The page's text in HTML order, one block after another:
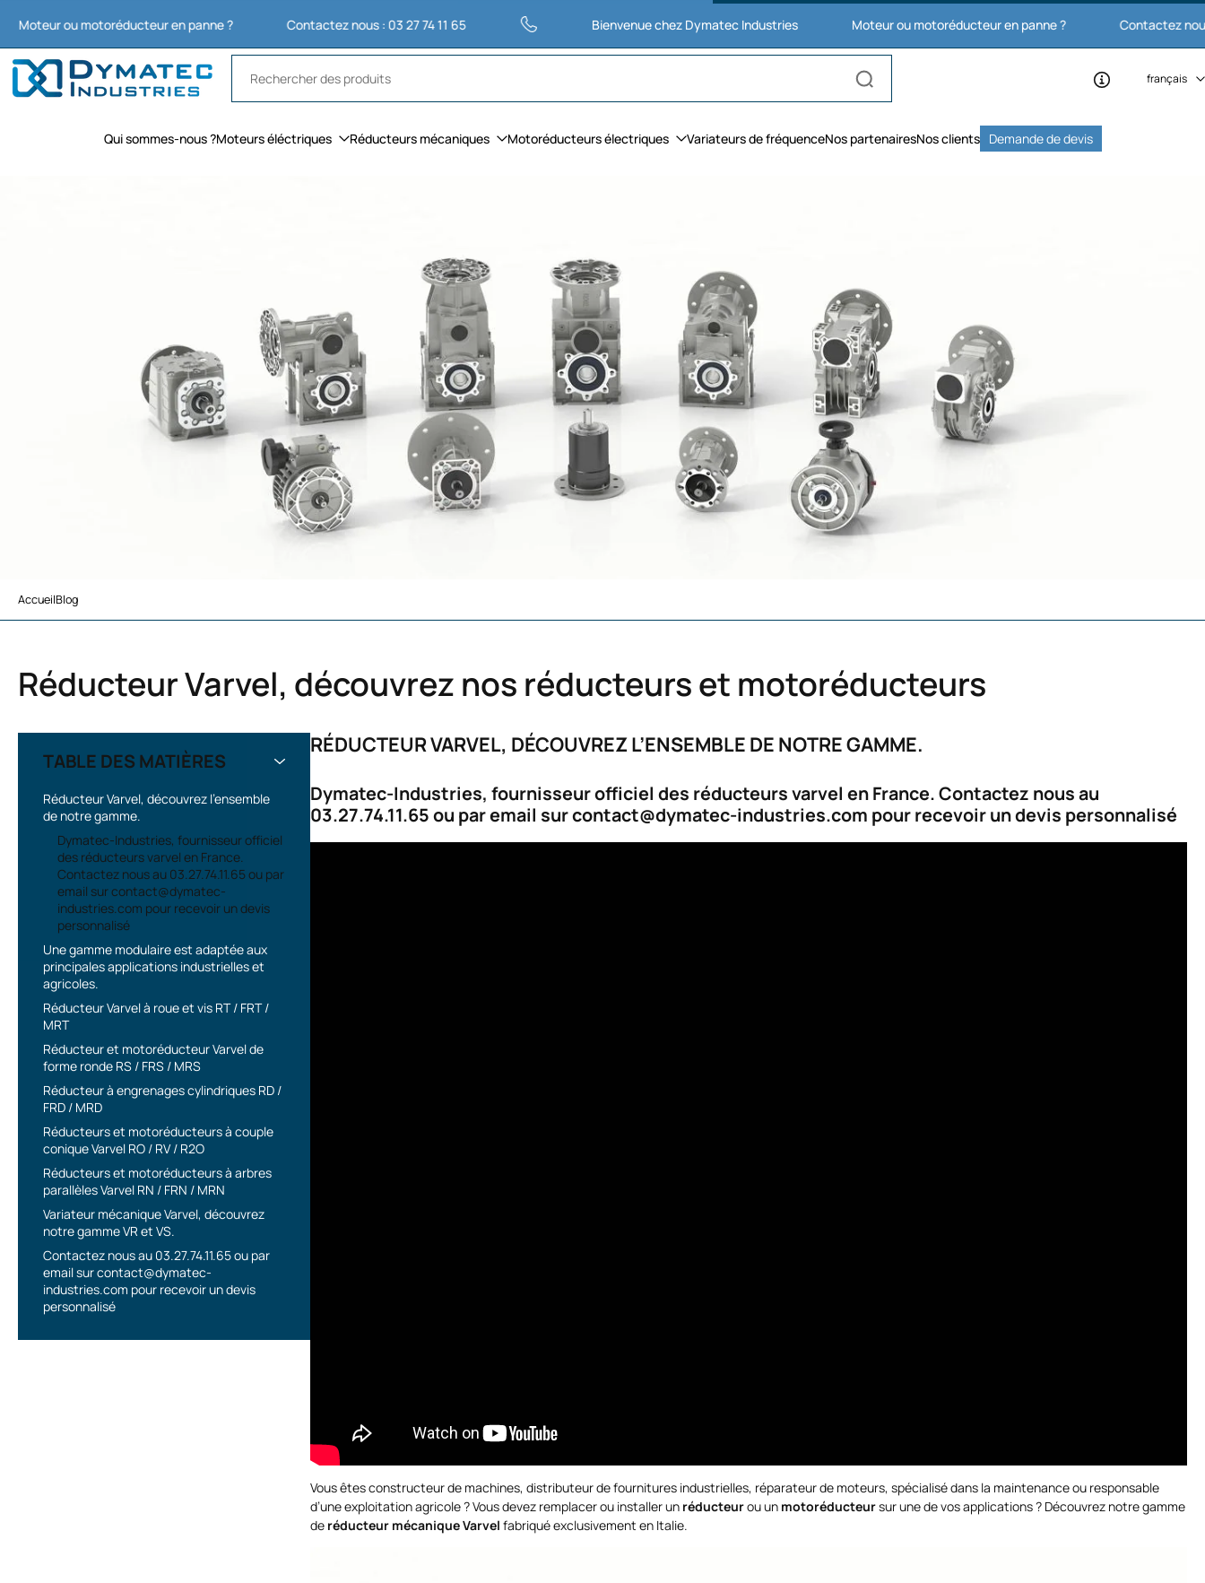
Aller
contenu
ou motoréducteur en panne ? Contactez nous : 03 27 74 11 65 Bienvenue chez Dymatec Industries Moteur ou motoréducteur en panne ? Contactez nous : 03
français
Qui sommes-nous ?Moteurs éléctriques Réducteurs mécaniques Motoréducteurs électriques Variateurs de fréquenceNos partenairesNos clients Demande de devis
AccueilBlog
Réducteur Varvel, découvrez nos réducteurs et motoréducteurs
TABLE DES MATIÈRES
Réducteur Varvel, découvrez l’ensemble
de notre gamme.
Dymatec-Industries, fournisseur officiel
des réducteurs varvel en France.
Contactez nous au 03.27.74.11.65 ou par
email sur contact@dymatec-
industries.com pour recevoir un devis
personnalisé
Une gamme modulaire est adaptée aux
principales applications industrielles et
agricoles.
Réducteur Varvel à roue et vis RT / FRT /
MRT
Réducteur et motoréducteur Varvel de
forme ronde RS / FRS / MRS
Réducteur à engrenages cylindriques RD /
FRD / MRD
Réducteurs et motoréducteurs à couple
conique Varvel RO / RV / R2O
Réducteurs et motoréducteurs à arbres
parallèles Varvel RN / FRN / MRN
Variateur mécanique Varvel, découvrez
notre gamme VR et VS.
Contactez nous au 03.27.74.11.65 ou par
email sur contact@dymatec-
industries.com pour recevoir un devis
personnalisé
RÉDUCTEUR VARVEL, DÉCOUVREZ L’ENSEMBLE DE NOTRE GAMME.
Dymatec-Industries, fournisseur officiel des réducteurs varvel en France. Contactez nous au
03.27.74.11.65 ou par email sur contact@dymatec-industries.com pour recevoir un devis personnalisé
Vous êtes constructeur de machines, distributeur de fournitures industrielles, réparateur de moteurs, spécialisé dans la maintenance ou responsable
d’une exploitation agricole ? Vous devez remplacer ou installer un réducteurou un motoréducteursur une de vos applications ? Découvrez notre gamme
de réducteur mécanique Varvel fabriqué exclusivement en Italie.